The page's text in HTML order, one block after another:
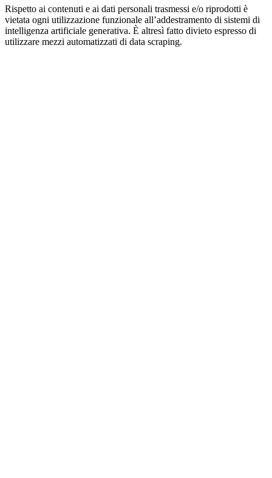
Rispetto ai contenuti e ai dati personali trasmessi e/o riprodotti è
vietata ogni utilizzazione funzionale all’addestramento di sistemi di
intelligenza artificiale generativa. È altresì fatto divieto espresso di
utilizzare mezzi automatizzati di data scraping.